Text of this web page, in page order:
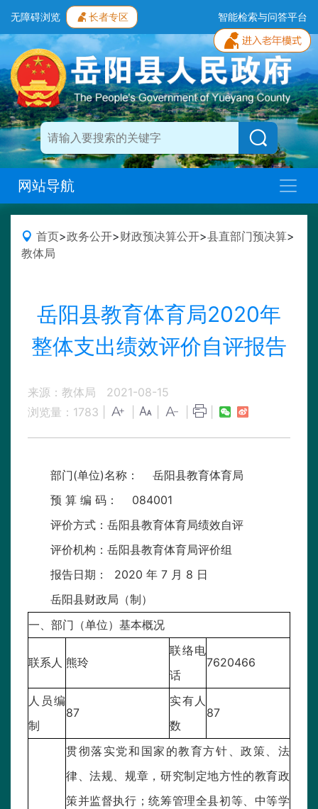
无障碍浏览 长者专区 智能检索与问答平台
网站导航
首页>政务公开>财政预决算公开>县直部门预决算>
教体局
岳阳县教育体育局2020年
整体支出绩效评价自评报告
来源：教体局
2021-08-15
浏览量： 1783
部门(单位)名称： 岳阳县教育体育局
预 算 编 码： 084001
评价方式：岳阳县教育体育局绩效自评
评价机构：岳阳县教育体育局评价组
报告日期： 2020 年 7 月 8 日
岳阳县财政局（制）
一、部门（单位）基本概况
联系人 熊玲
联络电
话
7620466
人员编
制
87
实有人
数
87
贯彻落实党和国家的教育方针、政策、法
律、法规、规章，研究制定地方性的教育政
策并监督执行；统筹管理全县初等、中等学